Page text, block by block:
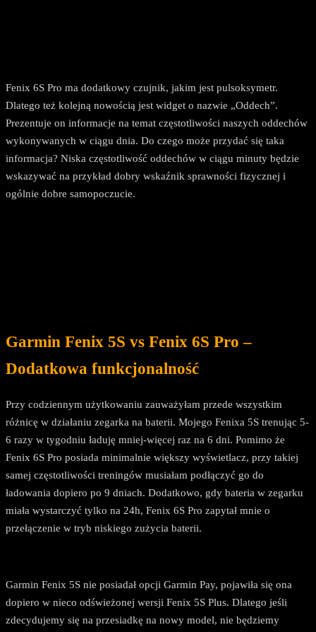
Fenix 6S Pro ma dodatkowy czujnik, jakim jest pulsoksymetr.
Dlatego też kolejną nowością jest widget o nazwie „Oddech”.
Prezentuje on informacje na temat częstotliwości naszych oddechów
wykonywanych w ciągu dnia. Do czego może przydać się taka
informacja? Niska częstotliwość oddechów w ciągu minuty będzie
wskazywać na przykład dobry wskaźnik sprawności fizycznej i
ogólnie dobre samopoczucie.
Garmin Fenix 5S vs Fenix 6S Pro –
Dodatkowa funkcjonalność
Przy codziennym użytkowaniu zauważyłam przede wszystkim
różnicę w działaniu zegarka na baterii. Mojego Fenixa 5S trenując 5-
6 razy w tygodniu ładuję mniej-więcej raz na 6 dni. Pomimo że
Fenix 6S Pro posiada minimalnie większy wyświetlacz, przy takiej
samej częstotliwości treningów musiałam podłączyć go do
ładowania dopiero po 9 dniach. Dodatkowo, gdy bateria w zegarku
miała wystarczyć tylko na 24h, Fenix 6S Pro zapytał mnie o
przełączenie w tryb niskiego zużycia baterii.
Garmin Fenix 5S nie posiadał opcji Garmin Pay, pojawiła się ona
dopiero w nieco odświeżonej wersji Fenix 5S Plus. Dlatego jeśli
zdecydujemy się na przesiadkę na nowy model, nie będziemy